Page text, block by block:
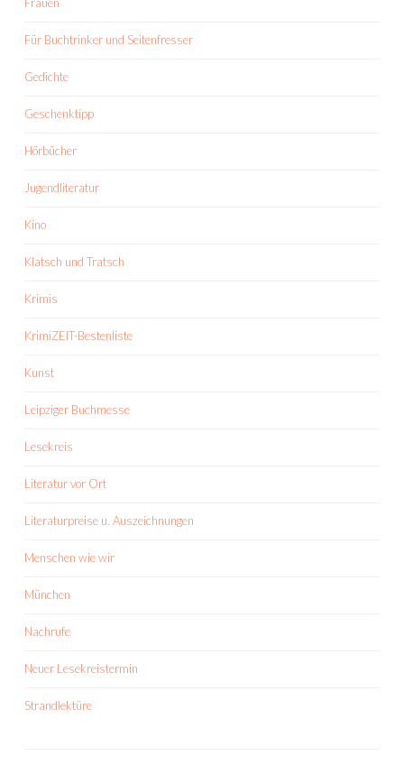
Für Buchtrinker und Seitenfresser
Gedichte
Geschenktipp
Hörbücher
Jugendliteratur
Kino
Klatsch und Tratsch
Krimis
KrimiZEIT-Bestenliste
Kunst
Leipziger Buchmesse
Lesekreis
Literatur vor Ort
Literaturpreise u. Auszeichnungen
Menschen wie wir
München
Nachrufe
Neuer Lesekreistermin
Strandlektüre